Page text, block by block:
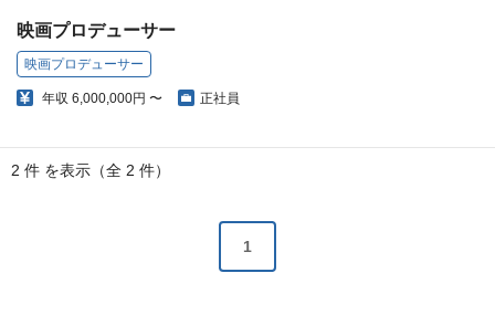
映画プロデューサー
映画プロデューサー
年収 6,000,000円 〜 正社員
2 件 を表示（全 2 件）
1